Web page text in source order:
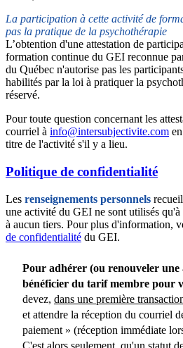
La participation à cette activité de
pas la pratique de la psychothérapie
L’obtention d'une attestation de
formation continue du GEI reconnue
du Québec n'autorise pas les
habilités par la loi à pratiquer la
réservé.
Pour toute question concernant les
courriel à info@intersubjectivite.com
titre de l'activité s'il y a lieu.
Politique de confidentialité
Les renseignements personnels
une activité du GEI ne sont utilisés
à aucun tiers. Pour plus d'information,
de confidentialité du GEI.
Pour adhérer (ou renouveler une
bénéficier du tarif membre pour
devez, dans une première
et attendre la réception du courriel
paiement » (réception immédiate
C'est alors seulement, qu'un statut